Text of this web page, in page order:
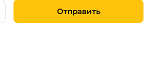
Отправить